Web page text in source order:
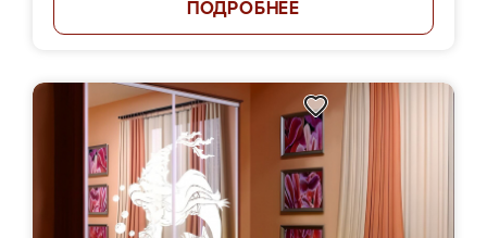
ПОДРОБНЕЕ